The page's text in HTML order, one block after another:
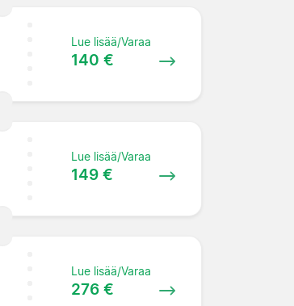
Lue lisää/Varaa
140 €
Lue lisää/Varaa
149 €
Lue lisää/Varaa
276 €